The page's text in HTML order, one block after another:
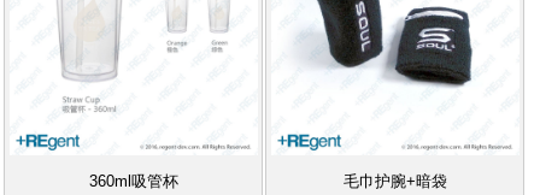
360ml吸管杯 毛巾护腕+暗袋